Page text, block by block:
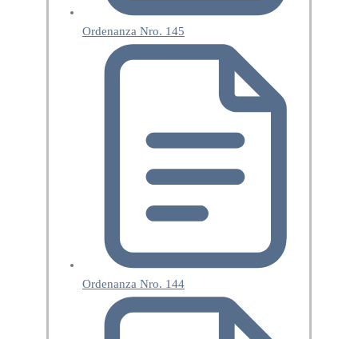
Ordenanza Nro. 145
Ordenanza Nro. 144